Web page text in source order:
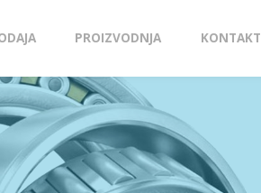
PROIZVODNJA KONTAKT